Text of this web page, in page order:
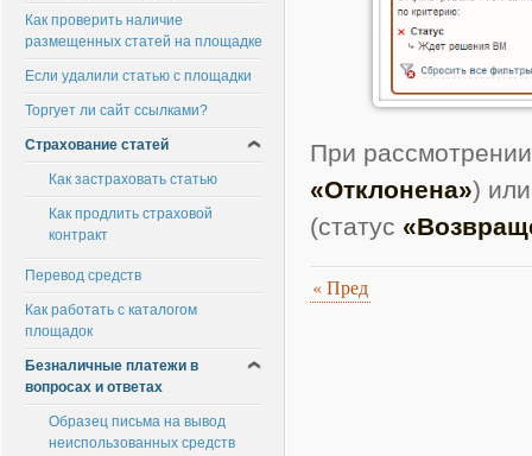
При
«Отклонена»)
(статус
«Пред
Как проверить наличие
размещенных статей на площадке
Если удалили статью с площадки
Торгует ли сайт ссылками?
Страхование статей
Как застраховать статью
Как продлить страховой
контракт
Перевод средств
Как работать с каталогом
площадок
Безналичные платежи в
вопросах и ответах
Образец письма на вывод
неиспользованных средств